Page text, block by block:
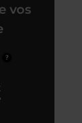
vos
?